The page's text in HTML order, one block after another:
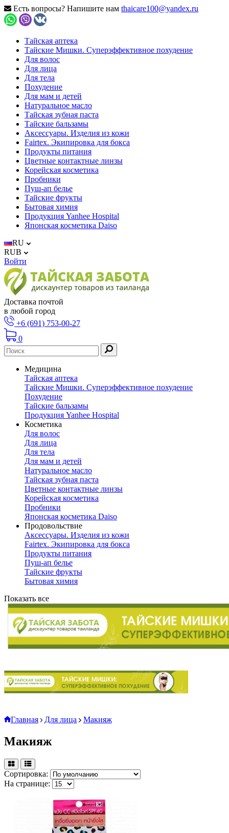
Есть вопросы? Напишите нам thaicare100@yandex.ru
Тайская аптека
Тайские Мишки. Суперэффективное похудение
Для волос
Для лица
Для тела
Похудение
Для мам и детей
Натуральное масло
Тайская зубная паста
Тайские бальзамы
Аксессуары. Изделия из кожи
Fairtex. Экипировка для бокса
Продукты питания
Цветные контактные линзы
Корейская косметика
Пробники
Пуш-ап белье
Тайские фрукты
Бытовая химия
Продукция Yanhee Hospital
Японская косметика Daiso
RU
RUB
Войти
Доставка почтой
в любой город
+6 (691) 753-00-27
0
Медицина
Тайская аптека
Тайские Мишки. Суперэффективное похудение
Похудение
Тайские бальзамы
Продукция Yanhee Hospital
Косметика
Для волос
Для лица
Для тела
Для мам и детей
Натуральное масло
Тайская зубная паста
Цветные контактные линзы
Корейская косметика
Пробники
Японская косметика Daiso
Продовольствие
Аксессуары. Изделия из кожи
Fairtex. Экипировка для бокса
Продукты питания
Пуш-ап белье
Тайские фрукты
Бытовая химия
Показать все
Главная Для лица Макияж
Макияж
Сортировка:
На странице: